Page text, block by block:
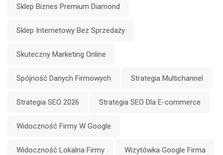
Sklep Biznes Premium Diamond
Sklep Internetowy Bez Sprzedaży
Skuteczny Marketing Online
Spójność Danych Firmowych Strategia Multichannel
Strategia SEO 2026 Strategia SEO Dla E-commerce
Widoczność Firmy W Google
Widoczność Lokalna Firmy Wizytówka Google Firma